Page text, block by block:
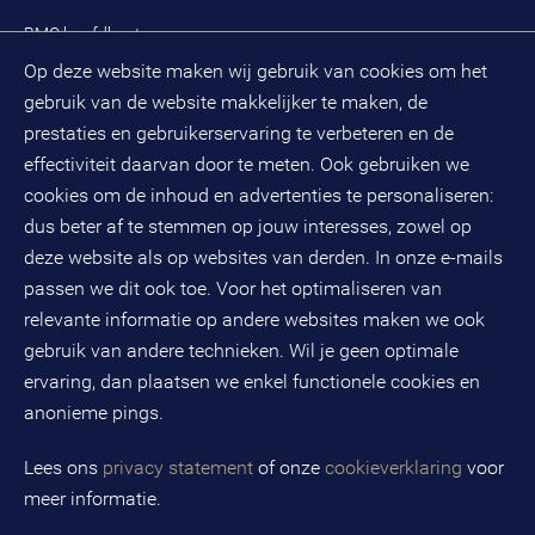
Op deze website maken wij gebruik van cookies om het
gebruik van de website makkelijker te maken, de
prestaties en gebruikerservaring te verbeteren en de
effectiviteit daarvan door te meten. Ook gebruiken we
cookies om de inhoud en advertenties te personaliseren:
dus beter af te stemmen op jouw interesses, zowel op
deze website als op websites van derden. In onze e-mails
passen we dit ook toe. Voor het optimaliseren van
relevante informatie op andere websites maken we ook
gebruik van andere technieken. Wil je geen optimale
ervaring, dan plaatsen we enkel functionele cookies en
anonieme pings.
Lees ons privacy statement of onze cookieverklaring voor
meer informatie.
Evenementen
BMC hoofdkantoor
(033) 496 52 00
Databankweg 26 D
3821 ALAmersfoort
Postbus 490
3800 AL Amersfoort
KvK-nummer: 32078667
BTW-nummer: NL808663598B01
Volg ons op social media
BMC is een geregistreerd handelsmerk van BMC groep B.V.
Copyright © 2026 BMC